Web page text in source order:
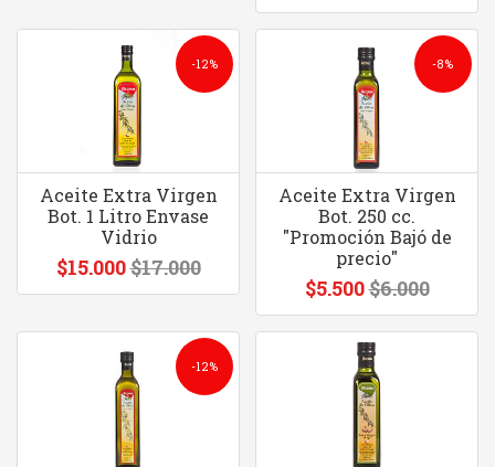
-12%
Aceite Extra Virgen
Bot. 1 Litro Envase
Vidrio
$15.000$17.000
-8%
Aceite Extra Virgen
Bot. 250 cc.
"Promoción Bajó de
precio"
$5.500$6.000
-12%